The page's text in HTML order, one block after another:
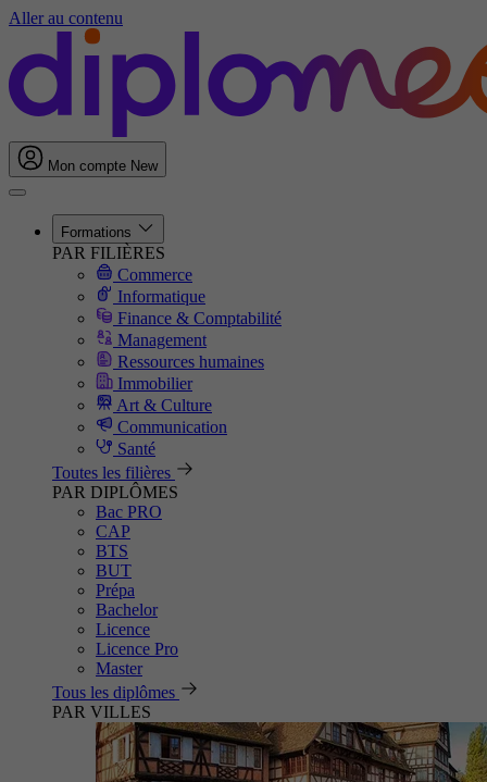
Aller au contenu
Mon compte New
Formations
PAR FILIÈRES
Commerce
Informatique
Finance & Comptabilité
Management
Ressources humaines
Immobilier
Art & Culture
Communication
Santé
Toutes les filières
PAR DIPLÔMES
Bac PRO
CAP
BTS
BUT
Prépa
Bachelor
Licence
Licence Pro
Master
Tous les diplômes
PAR VILLES